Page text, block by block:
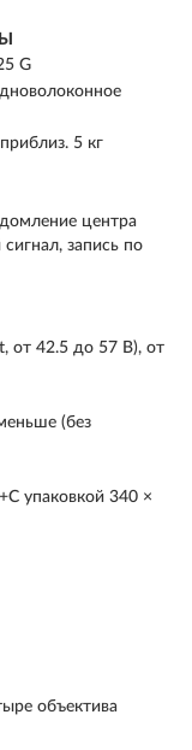
G
5 кг
центра
запись по
от 42.5 до 57 В), от
(без
упаковкой 340 ×
объектива